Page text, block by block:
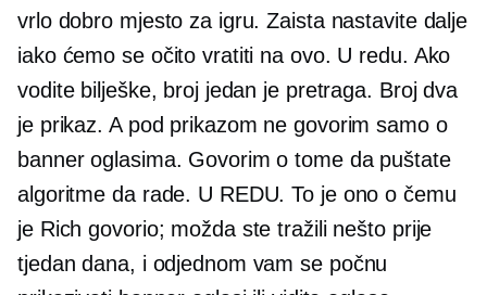
vrlo dobro mjesto za igru. Zaista nastavite dalje
iako ćemo se očito vratiti na ovo. U redu. Ako
vodite bilješke, broj jedan je pretraga. Broj dva
je prikaz. A pod prikazom ne govorim samo o
banner oglasima. Govorim o tome da puštate
algoritme da rade. U REDU. To je ono o čemu
je Rich govorio; možda ste tražili nešto prije
tjedan dana, i odjednom vam se počnu